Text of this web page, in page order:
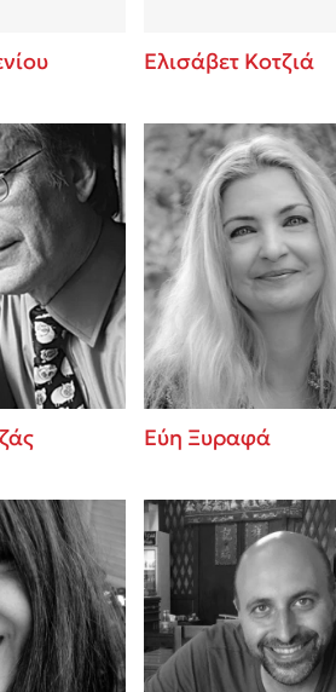
Ελισάβετ Κοτζιά
Εύη Ξυραφά